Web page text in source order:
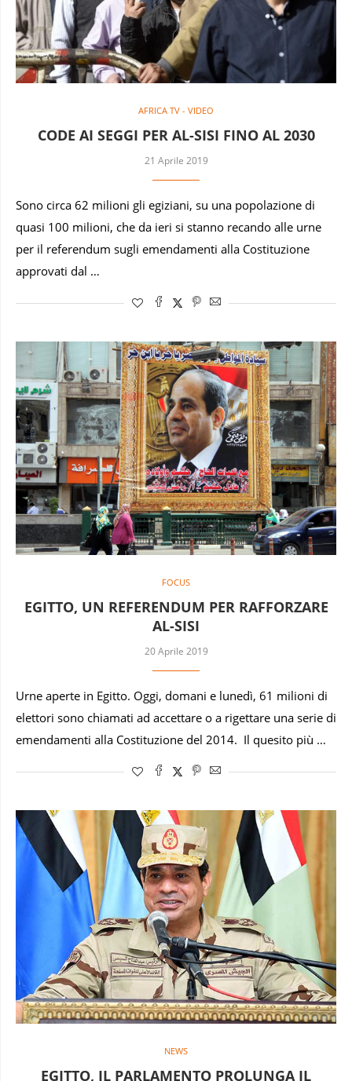
AFRICA TV - VIDEO
CODE AI SEGGI PER AL-SISI FINO AL 2030
21 Aprile 2019
Sono circa 62 milioni gli egiziani, su una popolazione di
quasi 100 milioni, che da ieri si stanno recando alle urne
per il referendum sugli emendamenti alla Costituzione
approvati dal …
FOCUS
EGITTO, UN REFERENDUM PER RAFFORZARE
AL-SISI
20 Aprile 2019
Urne aperte in Egitto. Oggi, domani e lunedì, 61 milioni di
elettori sono chiamati ad accettare o a rigettare una serie di
emendamenti alla Costituzione del 2014. Il quesito più …
NEWS
EGITTO, IL PARLAMENTO PROLUNGA IL